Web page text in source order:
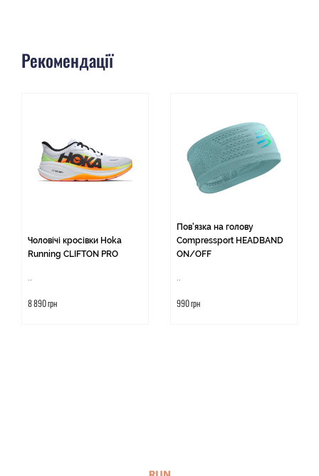
Рекомендації
Чоловічі кросівки Hoka
Running CLIFTON PRO
8 890 грн
Пов'язка на голову
Compressport HEADBAND
ON/OFF
990 грн